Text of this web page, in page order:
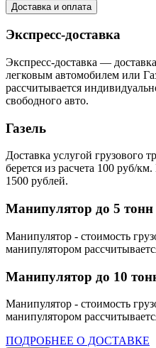
Доставка и оплата
Экспресс-доставка
Экспресс-доставка —
легковым автомобилем или
рассчитывается
свободного авто.
Газель
Доставка услугой грузового
берется из расчета 100 руб/
1500 рублей.
Манипулятор до 5 тонн
Манипулятор - стоимость
манипулятором
Манипулятор до 10
Манипулятор - стоимость
манипулятором
ПОДРОБНЕЕ О ДОСТАВКЕ